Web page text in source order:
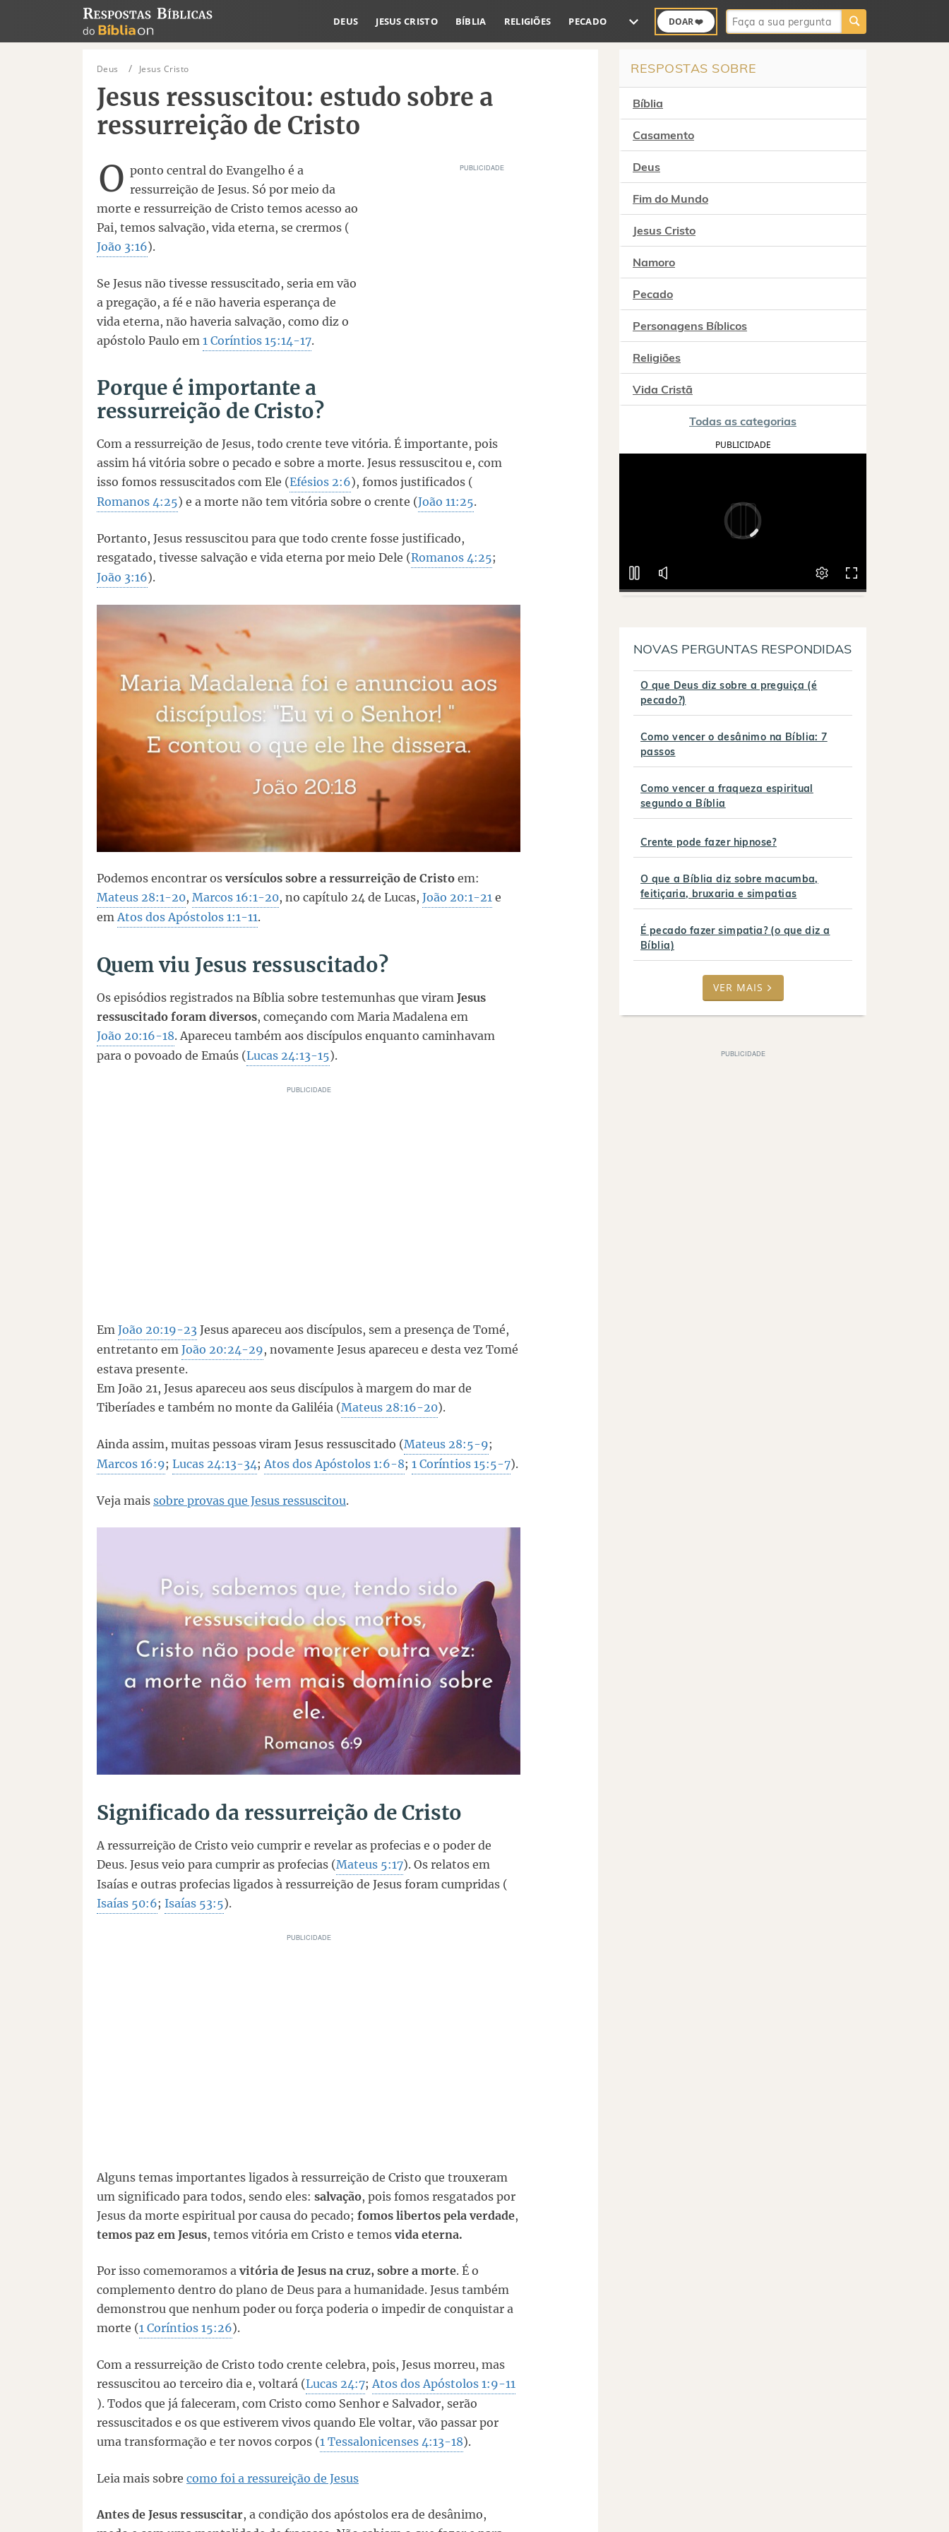
DEUS JESUS CRISTO BÍBLIA RELIGIÕES PECADO DOAR ❤️ Buscar:
Deus Jesus Cristo
Jesus ressuscitou: estudo sobre a
ressurreição de Cristo
O ponto central do Evangelho é a
ressurreição de Jesus. Só por meio da
morte e ressurreição de Cristo temos acesso ao
Pai, temos salvação, vida eterna, se crermos (
João 3:16).
Se Jesus não tivesse ressuscitado, seria em vão
a pregação, a fé e não haveria esperança de
vida eterna, não haveria salvação, como diz o
apóstolo Paulo em 1 Coríntios 15:14-17.
Porque é importante a
ressurreição de Cristo?
Com a ressurreição de Jesus, todo crente teve vitória. É importante, pois
assim há vitória sobre o pecado e sobre a morte. Jesus ressuscitou e, com
isso fomos ressuscitados com Ele (Efésios 2:6), fomos justificados (
Romanos 4:25) e a morte não tem vitória sobre o crente (João 11:25.
Portanto, Jesus ressuscitou para que todo crente fosse justificado,
resgatado, tivesse salvação e vida eterna por meio Dele (Romanos 4:25;
João 3:16).
Podemos encontrar os versículos sobre a ressurreição de Cristo em:
Mateus 28:1-20, Marcos 16:1-20, no capítulo 24 de Lucas, João 20:1-21 e
emAtos dos Apóstolos 1:1-11.
Quem viu Jesus ressuscitado?
Os episódios registrados na Bíblia sobre testemunhas que viram Jesus
ressuscitado foram diversos, começando com Maria Madalena em
João 20:16-18. Apareceu também aos discípulos enquanto caminhavam
para o povoado de Emaús (Lucas 24:13-15).
Em João 20:19-23 Jesus apareceu aos discípulos, sem a presença de Tomé,
entretanto em João 20:24-29, novamente Jesus apareceu e desta vez Tomé
estava presente.
Em João 21, Jesus apareceu aos seus discípulos à margem do mar de
Tiberíades e também no monte da Galiléia (Mateus 28:16-20).
Ainda assim, muitas pessoas viram Jesus ressuscitado (Mateus 28:5-9;
Marcos 16:9; Lucas 24:13-34; Atos dos Apóstolos 1:6-8; 1 Coríntios 15:5-7).
Veja mais sobre provas que Jesus ressuscitou.
Significado da ressurreição de Cristo
A ressurreição de Cristo veio cumprir e revelar as profecias e o poder de
Deus. Jesus veio para cumprir as profecias (Mateus 5:17). Os relatos em
Isaías e outras profecias ligados à ressurreição de Jesus foram cumpridas (
Isaías 50:6; Isaías 53:5).
Alguns temas importantes ligados à ressurreição de Cristo que trouxeram
um significado para todos, sendo eles: salvação, pois fomos resgatados por
Jesus da morte espiritual por causa do pecado; fomos libertos pela verdade,
temos paz em Jesus, temos vitória em Cristo e temos vida eterna.
Por isso comemoramos a vitória de Jesus na cruz, sobre a morte. É o
complemento dentro do plano de Deus para a humanidade. Jesus também
demonstrou que nenhum poder ou força poderia o impedir de conquistar a
morte (1 Coríntios 15:26).
Com a ressurreição de Cristo todo crente celebra, pois, Jesus morreu, mas
ressuscitou ao terceiro dia e, voltará (Lucas 24:7;Atos dos Apóstolos 1:9-11
). Todos que já faleceram, com Cristo como Senhor e Salvador, serão
ressuscitados e os que estiverem vivos quando Ele voltar, vão passar por
uma transformação e ter novos corpos (1 Tessalonicenses 4:13-18).
Leia mais sobre como foi a ressureição de Jesus
Antes de Jesus ressuscitar, a condição dos apóstolos era de desânimo,
RESPOSTAS SOBRE
Bíblia
Casamento
Deus
Fim do Mundo
Jesus Cristo
Namoro
Pecado
Personagens Bíblicos
Religiões
Vida Cristã
Todas as categorias
PUBLICIDADE
NOVAS PERGUNTAS RESPONDIDAS
O que Deus diz sobre a preguiça (é
pecado?)
Como vencer o desânimo na Bíblia: 7
passos
Como vencer a fraqueza espiritual
segundo a Bíblia
Crente pode fazer hipnose?
O que a Bíblia diz sobre macumba,
feitiçaria, bruxaria e simpatias
É pecado fazer simpatia? (o que diz a
Bíblia)
VER MAIS